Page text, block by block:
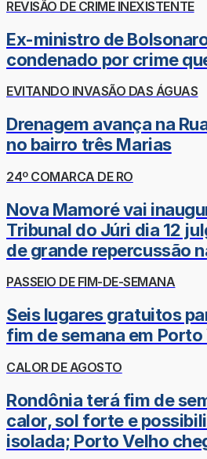
REVISÃO DE CRIME INEXISTENTE
Ex-ministro de
condenado por crime
EVITANDO INVASÃO DAS ÁGUAS
Drenagem avança na
no bairro três Marias
24º COMARCA DE RO
Nova Mamoré vai
Tribunal do Júri dia 12
de grande repercussão
PASSEIO DE FIM-DE-SEMANA
Seis lugares gratuitos
fim de semana em Porto
CALOR DE AGOSTO
Rondônia terá fim de
calor, sol forte e
isolada; Porto Velho